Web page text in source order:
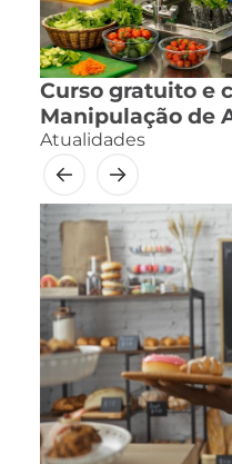
Curso gratuito e
Manipulação de
Atualidades